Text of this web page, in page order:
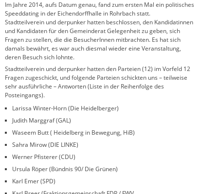
Im Jahre 2014, aufs Datum genau, fand zum ersten Mal ein politisches
Speeddating in der Eichendorffhalle in Rohrbach statt.
Stadtteilverein und derpunker hatten beschlossen, den Kandidatinnen
und Kandidaten für den Gemeinderat Gelegenheit zu geben, sich
Fragen zu stellen, die die BesucherInnen mitbrachten. Es hat sich
damals bewährt, es war auch diesmal wieder eine Veranstaltung,
deren Besuch sich lohnte.
Stadtteilverein und derpunker hatten den Parteien (12) im Vorfeld 12
Fragen zugeschickt, und folgende Parteien schickten uns – teilweise
sehr ausführliche – Antworten (Liste in der Reihenfolge des
Posteingangs).
Larissa Winter-Horn (Die Heidelberger)
Judith Marggraf (GAL)
Waseem Butt ( Heidelberg in Bewegung, HiB)
Sahra Mirow (DIE LINKE)
Werner Pfisterer (CDU)
Ursula Röper (Bündnis 90/ Die Grünen)
Karl Emer (SPD)